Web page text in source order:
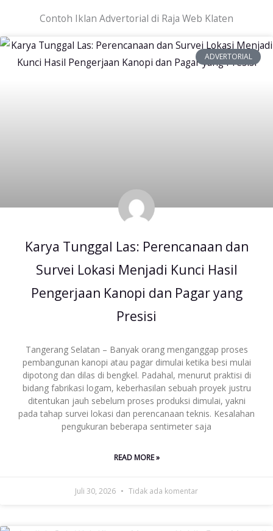
Contoh Iklan Advertorial di Raja Web Klaten
ADVERTORIAL
Karya Tunggal Las: Perencanaan dan
Survei Lokasi Menjadi Kunci Hasil
Pengerjaan Kanopi dan Pagar yang
Presisi
Tangerang Selatan – Banyak orang menganggap proses
pembangunan kanopi atau pagar dimulai ketika besi mulai
dipotong dan dilas di bengkel. Padahal, menurut praktisi di
bidang fabrikasi logam, keberhasilan sebuah proyek justru
ditentukan jauh sebelum proses produksi dimulai, yakni
pada tahap survei lokasi dan perencanaan teknis. Kesalahan
pengukuran beberapa sentimeter saja
READ MORE »
Juli 30, 2026 Tidak ada komentar